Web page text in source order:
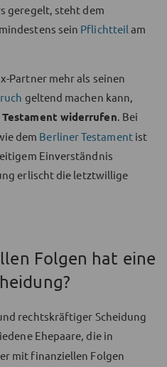
geregelt, steht dem
sein Pflichtteil am
Partner mehr als seinen
geltend machen kann,
Testament widerrufen . Bei
dem Berliner Testamentist
Einverständnis
erlischt die letztwillige
Folgen hat eine
rechtskräftiger Scheidung
Ehepaare, die in
mit finanziellen Folgen